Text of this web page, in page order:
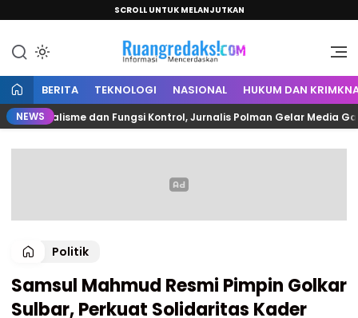
SCROLL UNTUK MELANJUTKAN
Ruang Redaksi
Informasi Mencerdaskan
BERITA TEKNOLOGI NASIONAL HUKUM DAN
NEWS dan Fungsi Kontrol, Jurnalis Polman Gelar Media
Politik
Samsul Mahmud Resmi Pimpin Golkar
Sulbar, Perkuat Solidaritas Kader